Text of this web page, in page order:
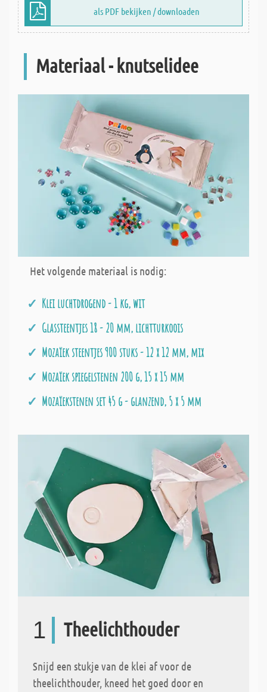
als PDF bekijken / downloaden
Materiaal - knutselidee
Het volgende materiaal is nodig:
Klei luchtdrogend - 1 kg, wit
Glassteentjes 18 - 20 mm, lichtturkoois
Mozaïek steentjes 900 stuks - 12 x 12 mm, mix
Mozaïek spiegelstenen 200 g, 15 x 15 mm
Mozaïekstenen set 45 g - glanzend, 5 x 5 mm
1 Theelichthouder
Snijd een stukje van de klei af voor de
theelichthouder, kneed het goed door en